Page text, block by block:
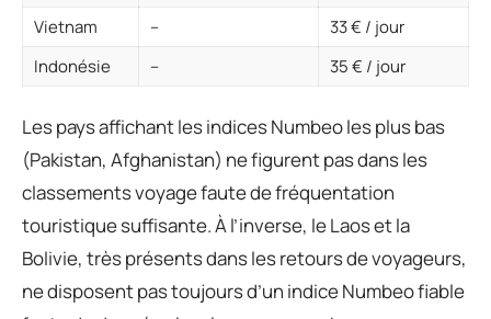
Vietnam
–
33 € / jour
Indonésie
– 35 € / jour
Les pays affichant les indices Numbeo les plus bas
(Pakistan, Afghanistan) ne figurent pas dans les
classements voyage faute de fréquentation
touristique suffisante. À l’inverse, le Laos et la
Bolivie, très présents dans les retours de voyageurs,
ne disposent pas toujours d’un indice Numbeo fiable